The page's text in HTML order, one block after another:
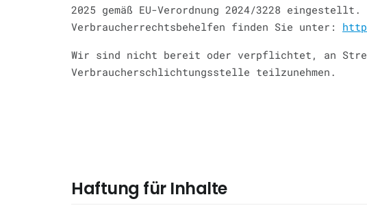
2025 gemäß EU-Verordnung 2024/3228
Verbraucherrechtsbehelfen finden Sie unter:
Wir sind nicht bereit oder verpflichtet, an
Verbraucherschlichtungsstelle teilzunehmen.
Haftung für Inhalte